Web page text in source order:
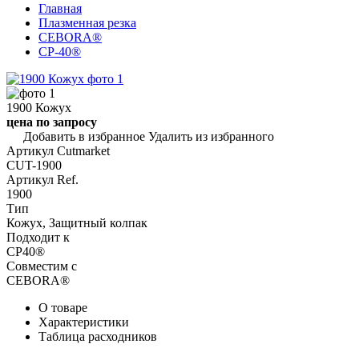
Главная
Плазменная резка
CEBORA®
CP-40®
1900 Кожух
цена по запросу
Добавить в избранное Удалить из избранного
Артикул Cutmarket
СUT-1900
Артикул Ref.
1900
Тип
Кожух, Защитный колпак
Подходит к
CP40®
Совместим с
CEBORA®
О товаре
Характеристики
Таблица расходников